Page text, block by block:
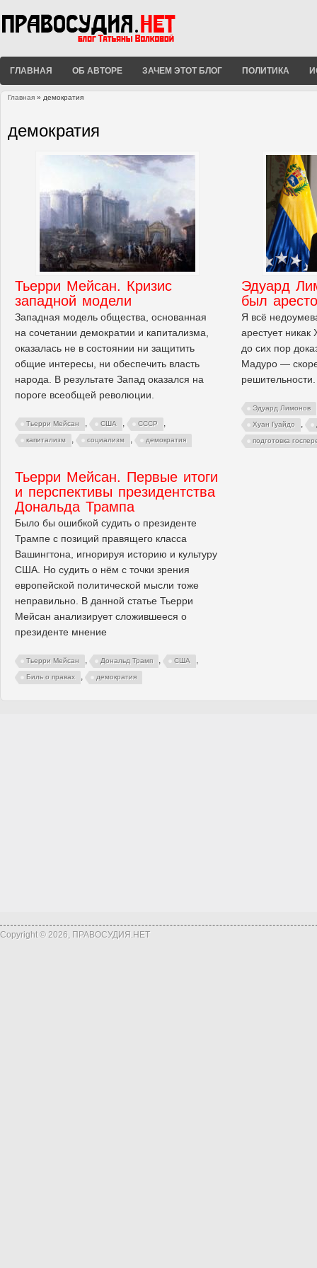
ГЛАВНАЯ ОБ АВТОРЕ ЗАЧЕМ ЭТОТ БЛОГ ПОЛИТИКА
Главная » демократия
демократия
Тьерри Мейсан. Кризис
западной модели
Западная модель общества, основанная
на сочетании демократии и капитализма,
оказалась не в состоянии ни защитить
общие интересы, ни обеспечить власть
народа. В результате Запад оказался на
пороге всеобщей революции.
Тьерри Мейсан , США , СССР ,
капитализм , социализм , демократия
Эдуард
был
Я всё
арестует
до сих пор
Мадуро —
решительности.
Эдуард Лимонов
Хуан Гуайдо ,
подготовка
Тьерри Мейсан. Первые итоги
и перспективы президентства
Дональда Трампа
Было бы ошибкой судить о президенте
Трампе с позиций правящего класса
Вашингтона, игнорируя историю и культуру
США. Но судить о нём с точки зрения
европейской политической мысли тоже
неправильно. В данной статье Тьерри
Мейсан анализирует сложившееся о
президенте мнение
Тьерри Мейсан , Дональд Трамп , США ,
Биль о правах , демократия
Copyright © 2026, ПРАВОСУДИЯ.НЕТ